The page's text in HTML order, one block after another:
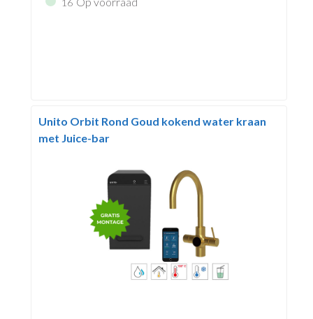
Unito Orbit Rond Goud kokend water kraan
met Juice-bar